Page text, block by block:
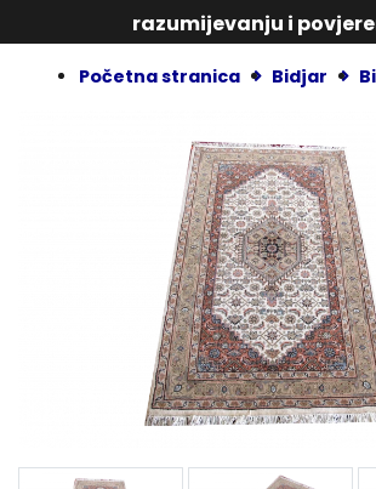
razumijevanju i
Početna stranica Bidjar